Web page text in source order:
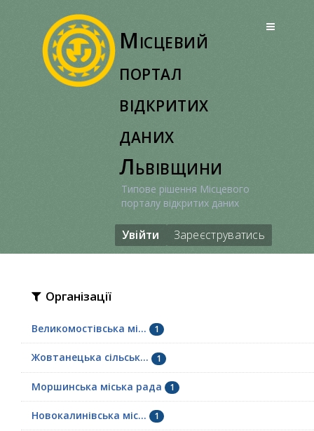
Місцевий
портал
відкритих
даних
Львівщини
Типове рішення Місцевого
порталу відкритих даних
Увійти Зареєструватись
Організації
Великомостівська мі... 1
Жовтанецька сільськ... 1
Моршинська міська рада 1
Новокалинівська міс... 1